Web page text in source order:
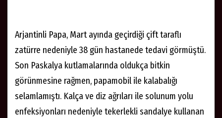
Arjantinli Papa, Mart ayında geçirdiği çift taraflı
zatürre nedeniyle 38 gün hastanede tedavi görmüştü.
Son Paskalya kutlamalarında oldukça bitkin
görünmesine rağmen, papamobil ile kalabalığı
selamlamıştı. Kalça ve diz ağrıları ile solunum yolu
enfeksiyonları nedeniyle tekerlekli sandalye kullanan